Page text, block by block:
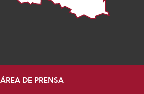
ÁREA DE PRENSA